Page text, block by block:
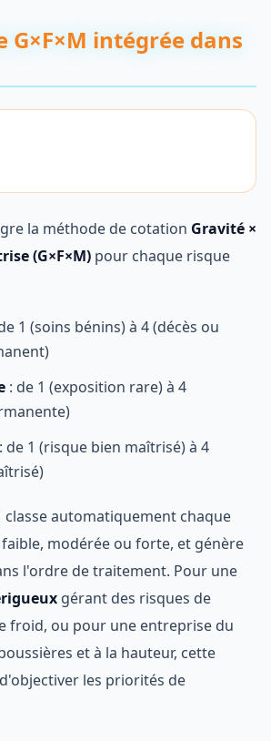
G×F×M intégrée dans
la méthode de cotation Gravité ×
(G×F×M) pour chaque risque
1 (soins bénins) à 4 (décès ou
: de 1 (exposition rare) à 4
: de 1 (risque bien maîtrisé) à 4
classe automatiquement chaque
modérée ou forte, et génère
l'ordre de traitement. Pour une
gérant des risques de
froid, ou pour une entreprise du
et à la hauteur, cette
les priorités de